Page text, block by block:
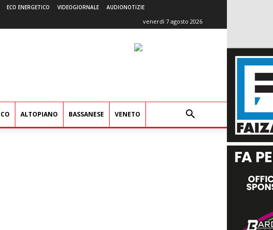
ECO ENERGETICO VIDEOGIORNALE AUDIONOTIZIE
venerdì 7 agosto 2026
ALTOPIANO BASSANESE VENETO